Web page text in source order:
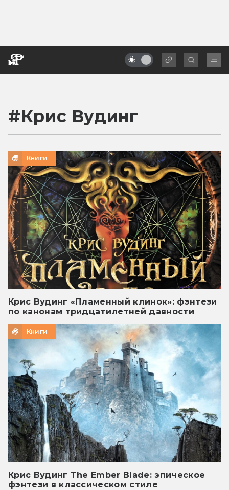
#Крис Вудинг
Книги
Крис Вудинг «Пламенный клинок»: фэнтези
по канонам тридцатилетней давности
Книги
Крис Вудинг The Ember Blade: эпическое
фэнтези в классическом стиле